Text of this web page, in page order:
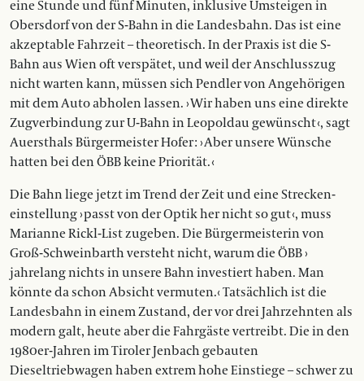
eine Stunde und fünf Minuten, inklusive Umsteigen in
Obersdorf von der S-Bahn in die Landesbahn. Das ist eine
akzeptable Fahrzeit – theoretisch. In der Praxis ist die S-
Bahn aus Wien oft verspätet, und weil der Anschlusszug
nicht warten kann, müssen sich Pendler von Angehörigen
mit dem Auto abholen lassen. › Wir haben uns eine direkte
Zugverbindung zur U-Bahn in Leopoldau gewünscht ‹, sagt
Auersthals Bürgermeister Hofer : › Aber unsere Wünsche
hatten bei den ÖBB keine Priorität. ‹
Die Bahn liege jetzt im Trend der Zeit und eine Strecken­
einstellung › passt von der Optik her nicht so gut ‹, muss
Marianne Rickl-List zugeben. Die Bürgermeisterin von
Groß-Schweinbarth versteht nicht, warum die ÖBB ›
jahrelang nichts in unsere Bahn investiert haben. Man
könnte da schon Absicht vermuten.‹ Tatsächlich ist die
Landesbahn in einem Zustand, der vor drei Jahrzehnten als
modern galt, heute aber die Fahrgäste vertreibt. Die in den
1980er-Jahren im Tiroler Jenbach gebauten
Dieseltriebwagen haben extrem hohe Einstiege – schwer zu